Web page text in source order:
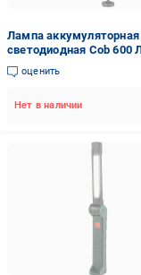
Лампа
светодиодная Cob 600
оценить
Нет в наличии